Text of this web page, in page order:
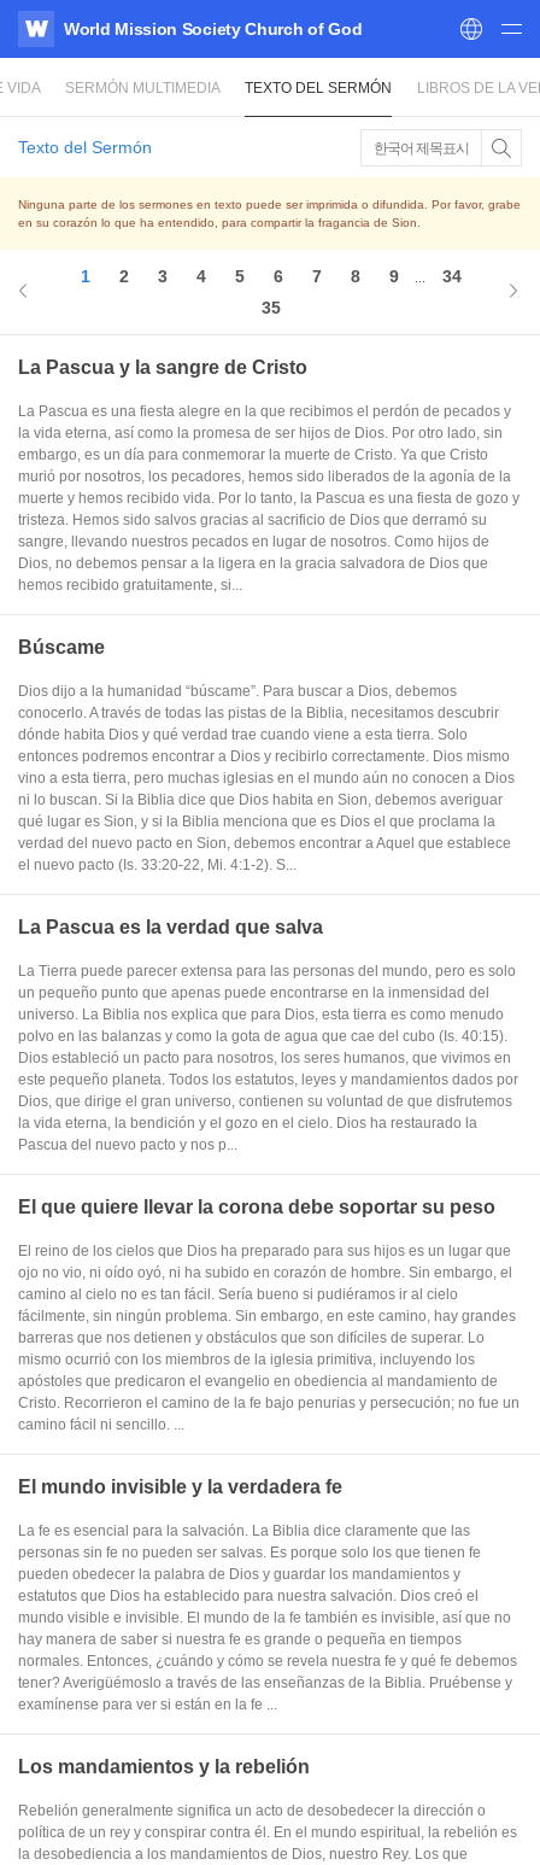
WATV
World Mission Society Church of God
VIDA SERMÓN MULTIMEDIA TEXTO DEL SERMÓN LIBROS DE LA
Texto del Sermón 한국어 제목표시
Ninguna parte de los sermones en texto puede ser imprimida o difundida. Por favor, grabe
en su corazón lo que ha entendido, para compartir la fragancia de Sion.
1 2 3 4 5 6 7 8 9
34
35
La Pascua y la sangre de Cristo
La Pascua es una fiesta alegre en la que recibimos el perdón de pecados y
la vida eterna, así como la promesa de ser hijos de Dios. Por otro lado, sin
embargo, es un día para conmemorar la muerte de Cristo. Ya que Cristo
murió por nosotros, los pecadores, hemos sido liberados de la agonía de la
muerte y hemos recibido vida. Por lo tanto, la Pascua es una fiesta de gozo y
tristeza. Hemos sido salvos gracias al sacrificio de Dios que derramó su
sangre, llevando nuestros pecados en lugar de nosotros. Como hijos de
Dios, no debemos pensar a la ligera en la gracia salvadora de Dios que
hemos recibido gratuitamente, si...
Búscame
Dios dijo a la humanidad “búscame”. Para buscar a Dios, debemos
conocerlo. A través de todas las pistas de la Biblia, necesitamos descubrir
dónde habita Dios y qué verdad trae cuando viene a esta tierra. Solo
entonces podremos encontrar a Dios y recibirlo correctamente. Dios mismo
vino a esta tierra, pero muchas iglesias en el mundo aún no conocen a Dios
ni lo buscan. Si la Biblia dice que Dios habita en Sion, debemos averiguar
qué lugar es Sion, y si la Biblia menciona que es Dios el que proclama la
verdad del nuevo pacto en Sion, debemos encontrar a Aquel que establece
el nuevo pacto (Is. 33:20-22, Mi. 4:1-2). S...
La Pascua es la verdad que salva
La Tierra puede parecer extensa para las personas del mundo, pero es solo
un pequeño punto que apenas puede encontrarse en la inmensidad del
universo. La Biblia nos explica que para Dios, esta tierra es como menudo
polvo en las balanzas y como la gota de agua que cae del cubo (Is. 40:15).
Dios estableció un pacto para nosotros, los seres humanos, que vivimos en
este pequeño planeta. Todos los estatutos, leyes y mandamientos dados por
Dios, que dirige el gran universo, contienen su voluntad de que disfrutemos
la vida eterna, la bendición y el gozo en el cielo. Dios ha restaurado la
Pascua del nuevo pacto y nos p...
El que quiere llevar la corona debe soportar su peso
El reino de los cielos que Dios ha preparado para sus hijos es un lugar que
ojo no vio, ni oído oyó, ni ha subido en corazón de hombre. Sin embargo, el
camino al cielo no es tan fácil. Sería bueno si pudiéramos ir al cielo
fácilmente, sin ningún problema. Sin embargo, en este camino, hay grandes
barreras que nos detienen y obstáculos que son difíciles de superar. Lo
mismo ocurrió con los miembros de la iglesia primitiva, incluyendo los
apóstoles que predicaron el evangelio en obediencia al mandamiento de
Cristo. Recorrieron el camino de la fe bajo penurias y persecución; no fue un
camino fácil ni sencillo. ...
El mundo invisible y la verdadera fe
La fe es esencial para la salvación. La Biblia dice claramente que las
personas sin fe no pueden ser salvas. Es porque solo los que tienen fe
pueden obedecer la palabra de Dios y guardar los mandamientos y
estatutos que Dios ha establecido para nuestra salvación. Dios creó el
mundo visible e invisible. El mundo de la fe también es invisible, así que no
hay manera de saber si nuestra fe es grande o pequeña en tiempos
normales. Entonces, ¿cuándo y cómo se revela nuestra fe y qué fe debemos
tener? Averigüémoslo a través de las enseñanzas de la Biblia. Pruébense y
examínense para ver si están en la fe ...
Los mandamientos y la rebelión
Rebelión generalmente significa un acto de desobedecer la dirección o
política de un rey y conspirar contra él. En el mundo espiritual, la rebelión es
la desobediencia a los mandamientos de Dios, nuestro Rey. Los que